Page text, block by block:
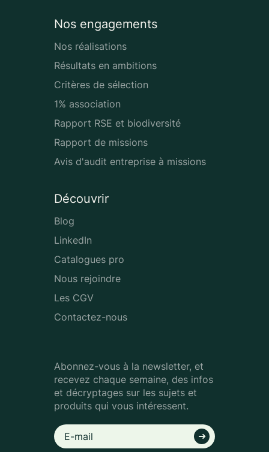
Nos engagements
Nos réalisations
Résultats en ambitions
Critères de sélection
1% association
Rapport RSE et biodiversité
Rapport de missions
Avis d'audit entreprise à missions
Découvrir
Blog
LinkedIn
Catalogues pro
Nous rejoindre
Les CGV
Contactez-nous
Abonnez-vous à la newsletter, et
recevez chaque semaine, des infos
et décryptages sur les sujets et
produits qui vous intéressent.